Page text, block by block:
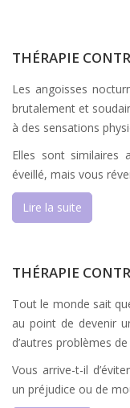
THÉRAPIE
Les angoisses
brutalement et
à des sensations
Elles sont similaires
éveillé, mais vous
Lire la suite
THÉRAPIE
Tout le monde sait
au point de devenir
d’autres problèmes
Vous arrive-t-il
un préjudice ou de